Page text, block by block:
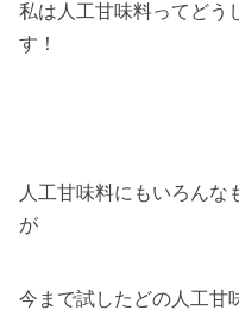
私は人工甘味料ってどう
す！
人工甘味料にもいろんな
が
今まで試したどの人工甘